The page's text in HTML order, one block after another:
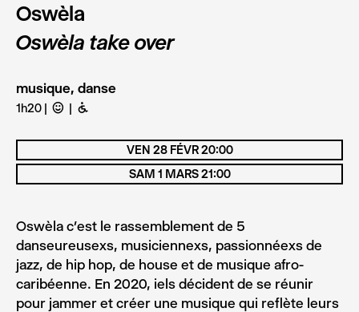
Oswèla
Oswèla take over
musique, danse
1h20 C B
Oswèla c’est le rassemblement de 5
danseureusexs, musiciennexs, passionnéexs de
jazz, de hip hop, de house et de musique afro-
caribéenne. En 2020, iels décident de se réunir
pour jammer et créer une musique qui reflète leurs
VEN 28 FÉVR 20:00
SAM 1 MARS 21:00